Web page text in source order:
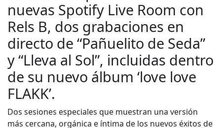
nuevas Spotify Live Room con
Rels B, dos grabaciones en
directo de “Pañuelito de Seda”
y “Lleva al Sol”, incluidas dentro
de su nuevo álbum ‘love love
FLAKK’.
Dos sesiones especiales que muestran una versión
más cercana, orgánica e íntima de los nuevos éxitos de